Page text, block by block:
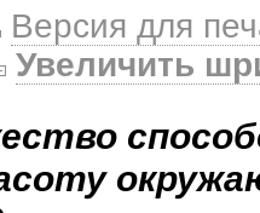
Версия для
Увеличить